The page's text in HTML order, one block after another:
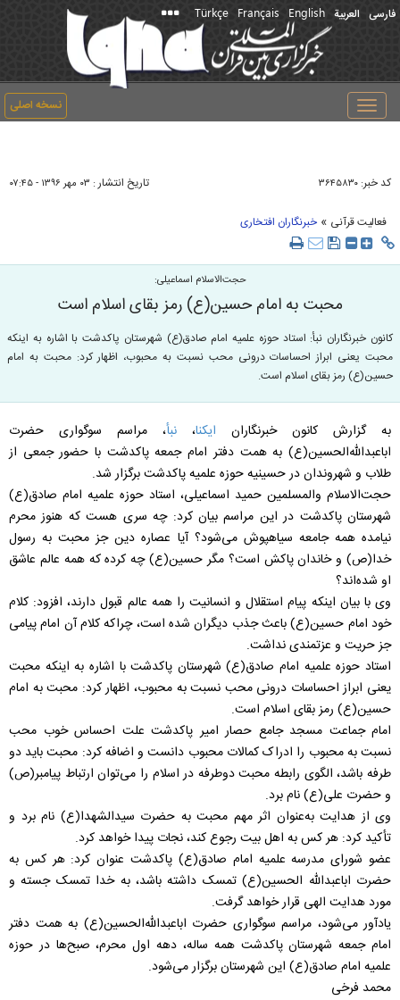
فارسی العربیة English
Français
Türkçe
نسخه اصلی
Toggle
navigation
کد خبر: ۳۶۴۵۸۳۰ تاریخ انتشار : ۰۳ مهر ۱۳۹۶ - ۰۷:۴۵
فعالیت قرآنی » خبرنگاران افتخاری
حجت‌الاسلام اسماعيلی:
محبت به امام حسين(ع) رمز بقای اسلام است
کانون خبرنگاران نبأ: استاد حوزه علميه امام صادق(ع) شهرستان پاكدشت با اشاره به اينكه
محبت يعنی ابراز احساسات درونی محب نسبت به محبوب، اظهار كرد: محبت به امام
حسين(ع) رمز بقای اسلام است.
به گزارش کانون خبرنگاران ایکنا، نبأ، مراسم سوگواری حضرت
اباعبدالله‌الحسين(ع) به همت دفتر امام جمعه پاكدشت با حضور جمعی از
طلاب و شهروندان در حسينيه حوزه علميه پاكدشت برگزار شد.
حجت‌الاسلام والمسلمین حميد اسماعيلی، استاد حوزه علميه امام صادق(ع)
شهرستان پاكدشت در اين مراسم بیان کرد: چه سری هست كه هنوز محرم
نيامده همه جامعه سياهپوش می‌شود؟ آيا عصاره دين جز محبت به رسول
خدا(ص) و خاندان پاكش است؟ مگر حسين(ع) چه كرده كه همه عالم عاشق
او شده‌اند؟
وی با بيان اينكه پيام استقلال و انسانيت را همه عالم قبول دارند، افزود: كلام
خود امام حسين(ع) باعث جذب ديگران شده است، چراكه كلام آن امام پيامی
جز حريت و عزتمندی نداشت.
استاد حوزه علميه امام صادق(ع) شهرستان پاكدشت با اشاره به اينكه محبت
يعنی ابراز احساسات درونی محب نسبت به محبوب، اظهار كرد: محبت به امام
حسين(ع) رمز بقای اسلام است.
امام جماعت مسجد جامع حصار امير پاكدشت علت احساس خوب محب
نسبت به محبوب را ادراک كمالات محبوب دانست و اضافه كرد: محبت بايد دو
طرفه باشد، الگوی رابطه محبت دوطرفه در اسلام را می‌توان ارتباط پيامبر(ص)
و حضرت علی(ع) نام برد.
وی از هدايت به‌عنوان اثر مهم محبت به حضرت سيدالشهدا(ع) نام برد و
تأكيد كرد: هر كس به اهل بيت رجوع كند، نجات پيدا خواهد كرد.
عضو شورای مدرسه علميه امام صادق(ع) پاكدشت عنوان كرد: هر كس به
حضرت اباعبدالله الحسين(ع) تمسک داشته باشد، به خدا تمسک جسته و
مورد هدايت الهی قرار خواهد گرفت.
یادآور می‌شود، مراسم سوگواری حضرت اباعبدالله‌الحسين(ع) به همت دفتر
امام جمعه شهرستان پاكدشت همه ساله، دهه اول محرم، صبح‌ها در حوزه
علميه امام صادق(ع) اين شهرستان برگزار می‌شود.
محمد فرخی